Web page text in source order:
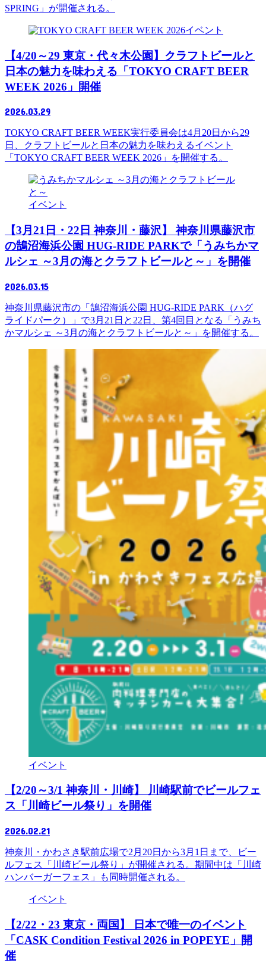
SPRING」が開催される。
イベント
【4/20～29 東京・代々木公園】クラフトビールと
日本の魅力を味わえる「TOKYO CRAFT BEER
WEEK 2026」開催
2026.03.29
TOKYO CRAFT BEER WEEK実行委員会は4月20日から29
日、クラフトビールと日本の魅力を味わえるイベント
「TOKYO CRAFT BEER WEEK 2026」を開催する。
イベント
【3月21日・22日 神奈川・藤沢】 神奈川県藤沢市
の鵠沼海浜公園 HUG-RIDE PARKで「うみちかマ
ルシェ ～3月の海とクラフトビールと～」を開催
2026.03.15
神奈川県藤沢市の「鵠沼海浜公園 HUG-RIDE PARK（ハグ
ライドパーク）」で3月21日と22日、第4回目となる「うみち
かマルシェ ～3月の海とクラフトビールと～」を開催する。
イベント
【2/20～3/1 神奈川・川崎】 川崎駅前でビールフェ
ス「川崎ビール祭り」を開催
2026.02.21
神奈川・かわさき駅前広場で2月20日から3月1日まで、ビー
ルフェス「川崎ビール祭り」が開催される。期間中は「川崎
ハンバーガーフェス」も同時開催される。
イベント
【2/22・23 東京・両国】 日本で唯一のイベント
「CASK Condition Festival 2026 in POPEYE」開
催